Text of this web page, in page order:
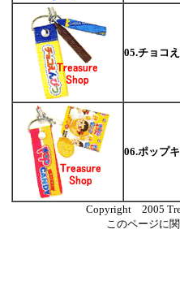
05.チョコ
06.ポップ
Copyright 2005
このページに